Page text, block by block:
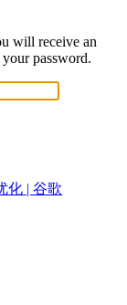
will receive an
password.
化 | 谷歌